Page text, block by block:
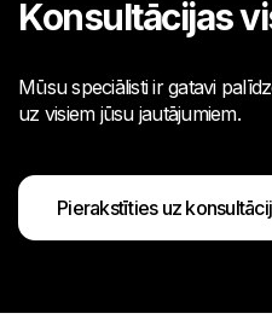
Konsultācijas
Mūsu speciālisti ir gatavi
uz visiem jūsu jautājumiem.
Pierakstīties uz